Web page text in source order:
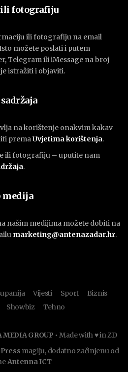
ili fotografiju
ili fotografiju na email
možete poslati i putem
Telegram ili iMessage na broj
istražiti i objaviti.
na korištenje onakvim kakav
premaUvjetima korištenja.
ili fotografiju – uputite nam
.
medija
našim medijima možete dobiti na
marketing@antenazadar.hr.
Vijesti Sport
Biznis
Showbiz Tehno
MEDIA GROUP • Made with ♥ in ZD
magiju, dodatno začinjenu od
Antenna ICT